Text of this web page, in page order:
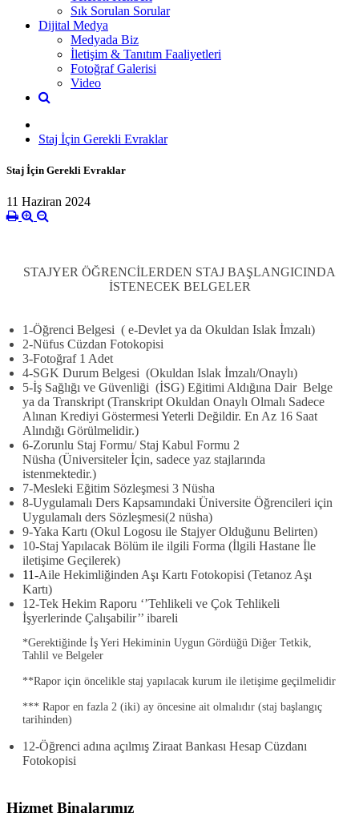
Sık Sorulan Sorular
Dijital Medya
Medyada Biz
İletişim & Tanıtım Faaliyetleri
Fotoğraf Galerisi
Video
Staj İçin Gerekli Evraklar
Staj İçin Gerekli Evraklar
11 Haziran 2024
STAJYER ÖĞRENCİLERDEN STAJ BAŞLANGICINDA
İSTENECEK BELGELER
1-Öğrenci Belgesi ( e-Devlet ya da Okuldan Islak İmzalı)
2-Nüfus Cüzdan Fotokopisi
3-Fotoğraf 1 Adet
4-SGK Durum Belgesi (Okuldan Islak İmzalı/Onaylı)
5-İş Sağlığı ve Güvenliği (İSG) Eğitimi Aldığına Dair Belge
ya da Transkript (Transkript Okuldan Onaylı Olmalı Sadece
Alınan Krediyi Göstermesi Yeterli Değildir. En Az 16 Saat
Alındığı Görülmelidir.)
6-Zorunlu Staj Formu/ Staj Kabul Formu 2
Nüsha (Üniversiteler İçin, sadece yaz stajlarında
istenmektedir.)
7-Mesleki Eğitim Sözleşmesi 3 Nüsha
8-Uygulamalı Ders Kapsamındaki Üniversite Öğrencileri için
Uygulamalı ders Sözleşmesi(2 nüsha)
9-Yaka Kartı (Okul Logosu ile Stajyer Olduğunu Belirten)
10-Staj Yapılacak Bölüm ile ilgili Forma (İlgili Hastane İle
iletişime Geçilerek)
11-Aile Hekimliğinden Aşı Kartı Fotokopisi (Tetanoz Aşı
Kartı)
12-Tek Hekim Raporu ‘’Tehlikeli ve Çok Tehlikeli
İşyerlerinde Çalışabilir’’ ibareli
*Gerektiğinde İş Yeri Hekiminin Uygun Gördüğü Diğer Tetkik,
Tahlil ve Belgeler
**Rapor için öncelikle staj yapılacak kurum ile iletişime geçilmelidir
*** Rapor en fazla 2 (iki) ay öncesine ait olmalıdır (staj başlangıç
tarihinden)
12-Öğrenci adına açılmış Ziraat Bankası Hesap Cüzdanı
Fotokopisi
Hizmet Binalarımız